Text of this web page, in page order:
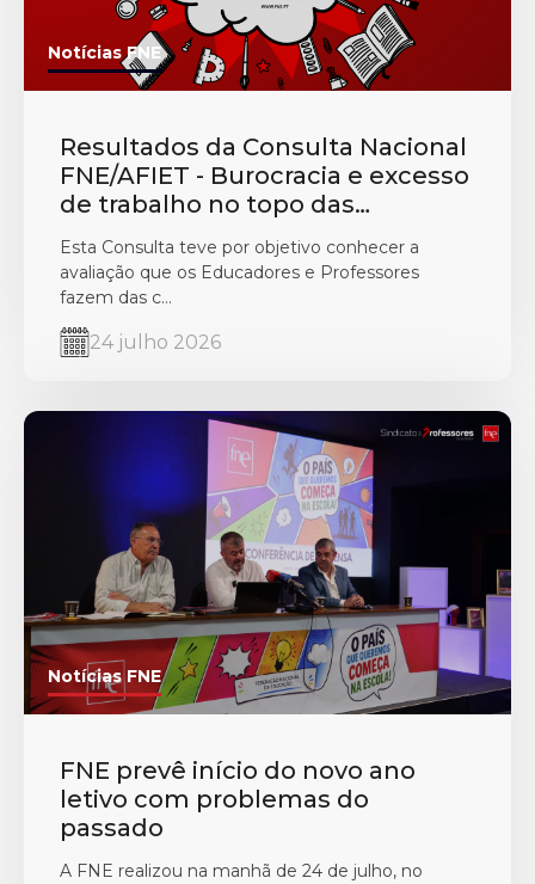
Notícias FNE
Resultados da Consulta Nacional
FNE/AFIET - Burocracia e excesso
de trabalho no topo das
Esta Consulta teve por objetivo conhecer a
avaliação que os Educadores e Professores
fazem das c...
24 julho 2026
Notícias FNE
FNE prevê início do novo ano
letivo com problemas do
passado
A FNE realizou na manhã de 24 de julho, no